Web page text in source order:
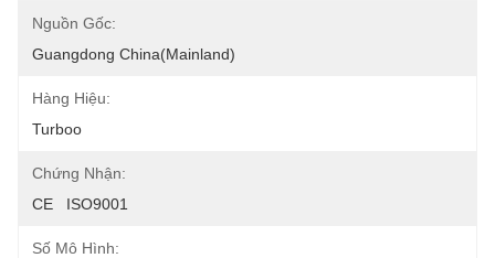
Nguồn Gốc:
Guangdong China(Mainland)
Hàng Hiệu:
Turboo
Chứng Nhận:
CE   ISO9001
Số Mô Hình: